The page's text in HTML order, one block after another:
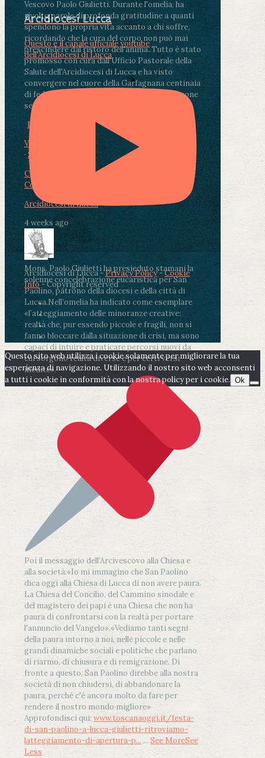
Vescovo Paolo Giulietti. Durante l'omelia, ha
rivolto parole di profonda gratitudine a quanti
spendono la propria vita accanto a chi soffre,
ricordando che la cura del corpo non può mai
prescindere dal ristoro dell'anima..Tutto è stato
promosso con cura dall'Ufficio Pastorale della
Salute dell'Arcidiocesi di Lucca e ha visto
convergere nel cuore della Garfagnana centinaia
di fedeli, operatori sanitari, volontari e persone
segnate dalla malattia.
Photo
View on Facebook
· Share
Condividi su Facebook
Condividi su LinkedIn
Arcidiocesi di Lucca
4 weeks ago
Mons. Paolo Giulietti ha presieduto stamani la
solenne concelebrazione eucaristica per San
Paolino, patrono della diocesi e della città di
Lucca.Nell’omelia ha indicato come esemplare
«l’atteggiamento delle minoranze creative:
realtà che, pur essendo piccole e fragili, non si
fanno bloccare dalla situazione di crisi, ma sono
capaci di intuire e praticare percorsi nuovi da
cui sorgono realtà diverse e per certi versi
inedite».
Poi il messaggio dell’Arcivescovo alla Chiesa e
alla società:«Io mi immagino che San Paolino
dica oggi alla Chiesa di Lucca di non avere paura.
La Chiesa del Concilio, del Cammino sinodale e
del magistero dei papi è una Chiesa che non ha
paura di confrontarsi con la realtà per portare
l'annuncio del Vangelo».«Vediamo tanti segni
della paura intorno a noi, nelle piccole e nelle
grandi dinamiche sociali e politiche che parlano
di riarmo, di chiusura e di remigrazione. Di
fronte a questo, San Paolino direbbe alla nostra
società di non chiudersi, di abbandonare la
paura, perché c'è ancora molto da fare per
rendere il nostro mondo migliore»
Approfondisci qui: www.toscanaoggi.it/festa-
di-san-paolino-a-lucca-giulietti-ritroviamo-
latteggiamento-di-apertura-p... ... See MoreSee
Less
Arcidiocesi Lucca
Questo è il canale ufficiale youtube
dell'Arcidiocesi di Lucca
Arcidiocesi di Lucca -Privacy Policy-Cookie
Info- Copyright reserved
Questo sito web utilizza i cookie solamente per migliorare la tua
esperienza di navigazione. Utilizzando il nostro sito web acconsenti
a tutti i cookie in conformità con la nostra policy per i cookie. Ok